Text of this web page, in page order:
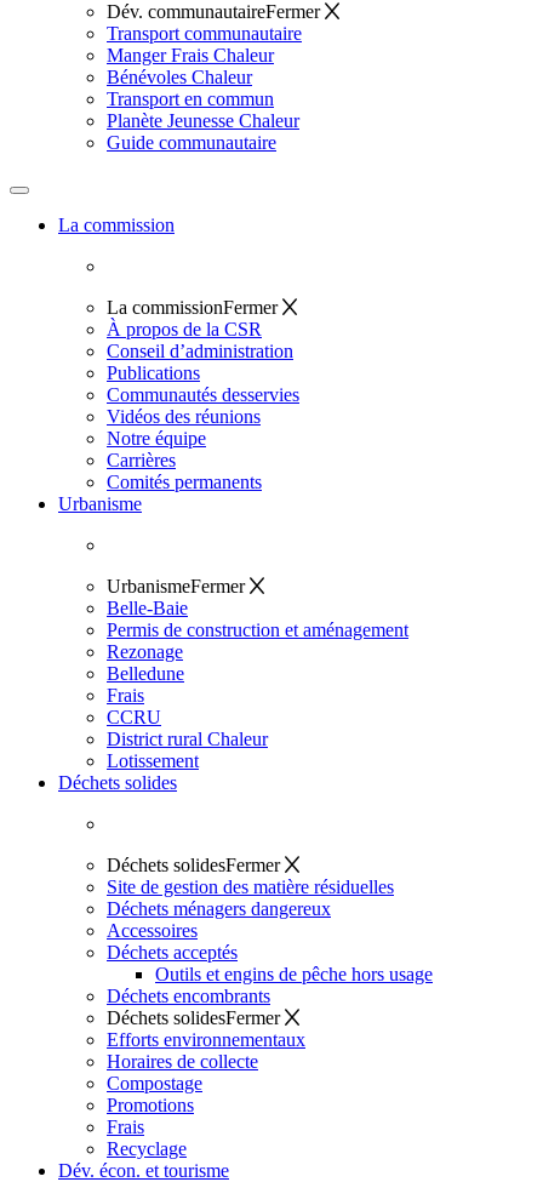
Dév. communautaireFermer
Transport communautaire
Manger Frais Chaleur
Bénévoles Chaleur
Transport en commun
Planète Jeunesse Chaleur
Guide communautaire
La commission
La commissionFermer
À propos de la CSR
Conseil d’administration
Publications
Communautés desservies
Vidéos des réunions
Notre équipe
Carrières
Comités permanents
Urbanisme
UrbanismeFermer
Belle-Baie
Permis de construction et aménagement
Rezonage
Belledune
Frais
CCRU
District rural Chaleur
Lotissement
Déchets solides
Déchets solidesFermer
Site de gestion des matière résiduelles
Déchets ménagers dangereux
Accessoires
Déchets acceptés
Outils et engins de pêche hors usage
Déchets encombrants
Déchets solidesFermer
Efforts environnementaux
Horaires de collecte
Compostage
Promotions
Frais
Recyclage
Dév. écon. et tourisme